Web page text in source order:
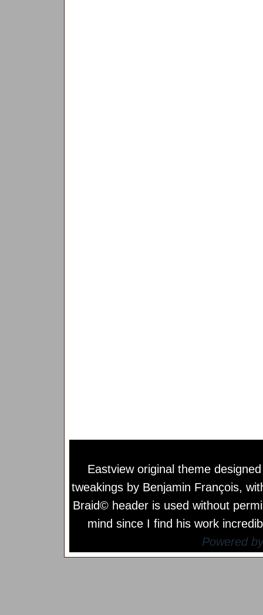
Eastview original theme
tweakings by Benjamin François,
Braid© header is used without
mind since I find his work
Powered